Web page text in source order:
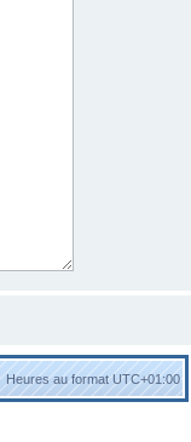
Heures au formatUTC+01:00